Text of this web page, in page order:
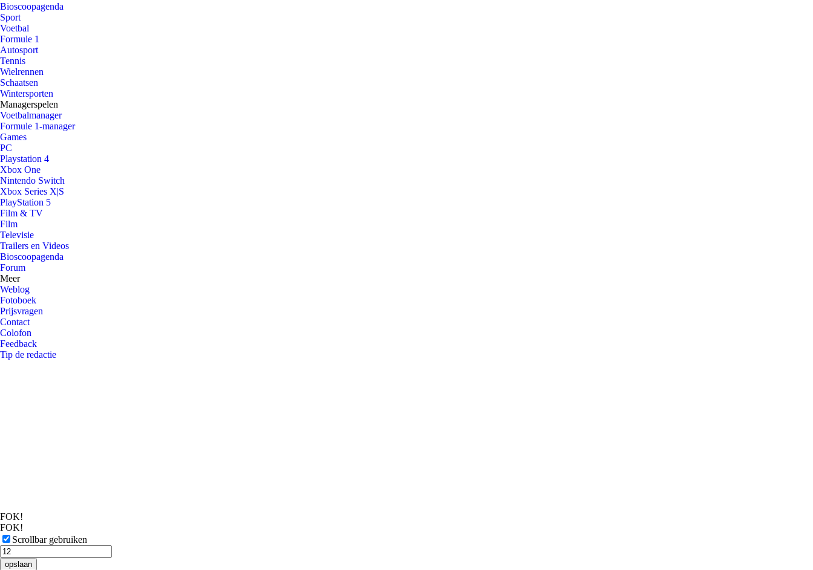
Bioscoopagenda
Sport
Voetbal
Formule 1
Autosport
Tennis
Wielrennen
Schaatsen
Wintersporten
Managerspelen
Voetbalmanager
Formule 1-manager
Games
PC
Playstation 4
Xbox One
Nintendo Switch
Xbox Series X|S
PlayStation 5
Film & TV
Film
Televisie
Trailers en Videos
Bioscoopagenda
Forum
Meer
Weblog
Fotoboek
Prijsvragen
Contact
Colofon
Feedback
Tip de redactie
FOK!
FOK!
Scrollbar gebruiken
opslaan